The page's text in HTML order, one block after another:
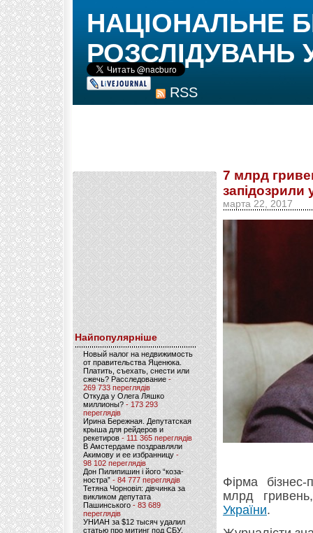
RSS
НАЦІОНАЛЬНЕ
РОЗСЛІДУВАНЬ
Найпопулярніше
Новый налог на недвижимость
от правительства Яценюка.
Платить, съехать, снести или
сжечь? Расследование-
269 733 переглядів
Откуда у Олега Ляшко
миллионы? - 173 293
переглядів
Ирина Бережная. Депутатская
крыша для рейдеров и
рекетиров - 111 365 переглядів
В Амстердаме поздравляли
Акимову и ее избранницу -
98 102 переглядів
Дон Пилипишин і його “коза-
ностра” - 84 777 переглядів
Тетяна Чорновіл: дівчинка за
викликом депутата
Пашинського- 83 689
переглядів
УНИАН за $12 тысяч удалил
статью про митинг под СБУ.
7 млрд
запідозрили
марта 22, 2017
Фірма
млрд
України.